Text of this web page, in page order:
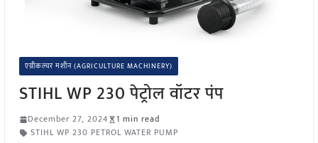
एग्रीकल्चर मशीन (AGRICULTURE MACHINERY)
STIHL WP 230 पेट्रोल वॉटर पंप
December 27, 2024
1 min read
STIHL WP 230 PETROL WATER PUMP